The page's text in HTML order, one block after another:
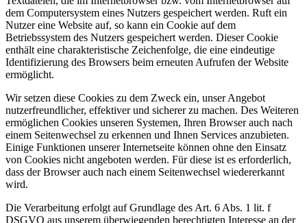
dem Computersystem eines Nutzers gespeichert werden. Ruft ein
Nutzer eine Website auf, so kann ein Cookie auf dem
Betriebssystem des Nutzers gespeichert werden. Dieser Cookie
enthält eine charakteristische Zeichenfolge, die eine eindeutige
Identifizierung des Browsers beim erneuten Aufrufen der Website
ermöglicht.
Wir setzen diese Cookies zu dem Zweck ein, unser Angebot
nutzerfreundlicher, effektiver und sicherer zu machen. Des Weiteren
ermöglichen Cookies unseren Systemen, Ihren Browser auch nach
einem Seitenwechsel zu erkennen und Ihnen Services anzubieten.
Einige Funktionen unserer Internetseite können ohne den Einsatz
von Cookies nicht angeboten werden. Für diese ist es erforderlich,
dass der Browser auch nach einem Seitenwechsel wiedererkannt
wird.
Die Verarbeitung erfolgt auf Grundlage des Art. 6 Abs. 1 lit. f
DSGVO aus unserem überwiegenden berechtigten Interesse an der